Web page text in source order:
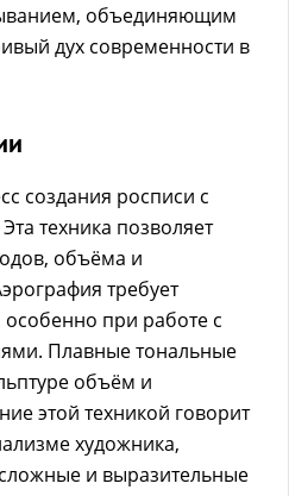
объединяющим
дух современности в
создания росписи с
техника позволяет
объёма и
требует
особенно при работе с
Плавные тональные
объём и
этой техникой говорит
художника,
и выразительные